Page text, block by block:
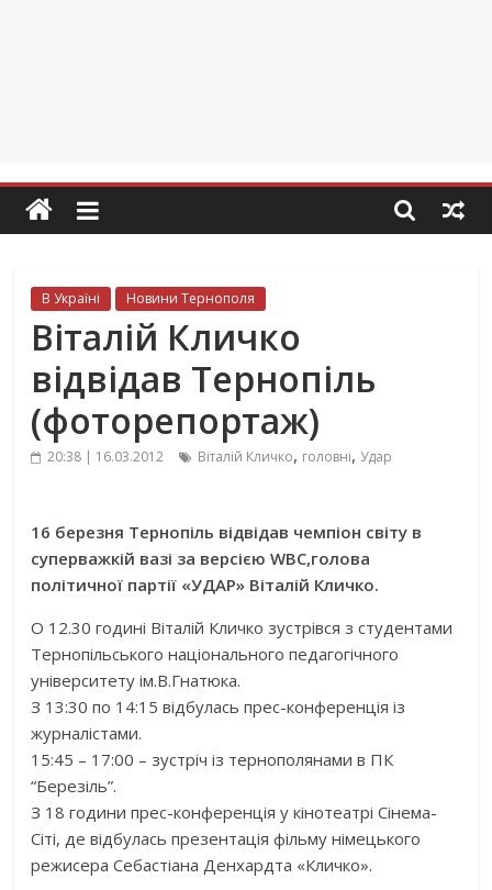
В Україні Новини Тернополя
Віталій Кличко
відвідав Тернопіль
(фоторепортаж)
20:38 | 16.03.2012 Віталій Кличко, головні, Удар
16 березня Тернопіль відвідав чемпіон світу в
суперважкій вазі за версією WBC,голова
політичної партії «УДАР» Віталій Кличко.
О 12.30 годині Віталій Кличко зустрівся з студентами
Тернопільського національного педагогічного
університету ім.В.Гнатюка.
З 13:30 по 14:15 відбулась прес-конференція із
журналістами.
15:45 – 17:00 – зустріч із тернополянами в ПК
“Березіль”.
З 18 години прес-конференція у кінотеатрі Сінема-
Сіті, де відбулась презентація фільму німецького
режисера Себастіана Денхардта «Кличко».